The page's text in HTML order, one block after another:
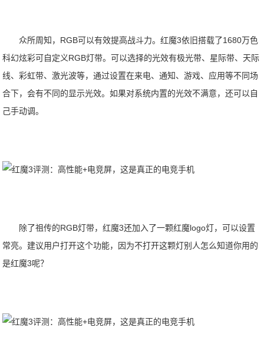
众所周知，RGB可以有效提高战斗力。红魔3依旧搭载了1680万色
科幻炫彩可自定义RGB灯带。可以选择的光效有极光带、星际带、天际
线、彩虹带、激光波等，通过设置在来电、通知、游戏、应用等不同场
合下，会有不同的显示光效。如果对系统内置的光效不满意，还可以自
己手动调。
除了祖传的RGB灯带，红魔3还加入了一颗红魔logo灯，可以设置
常亮。建议用户打开这个功能，因为不打开这颗灯别人怎么知道你用的
是红魔3呢？